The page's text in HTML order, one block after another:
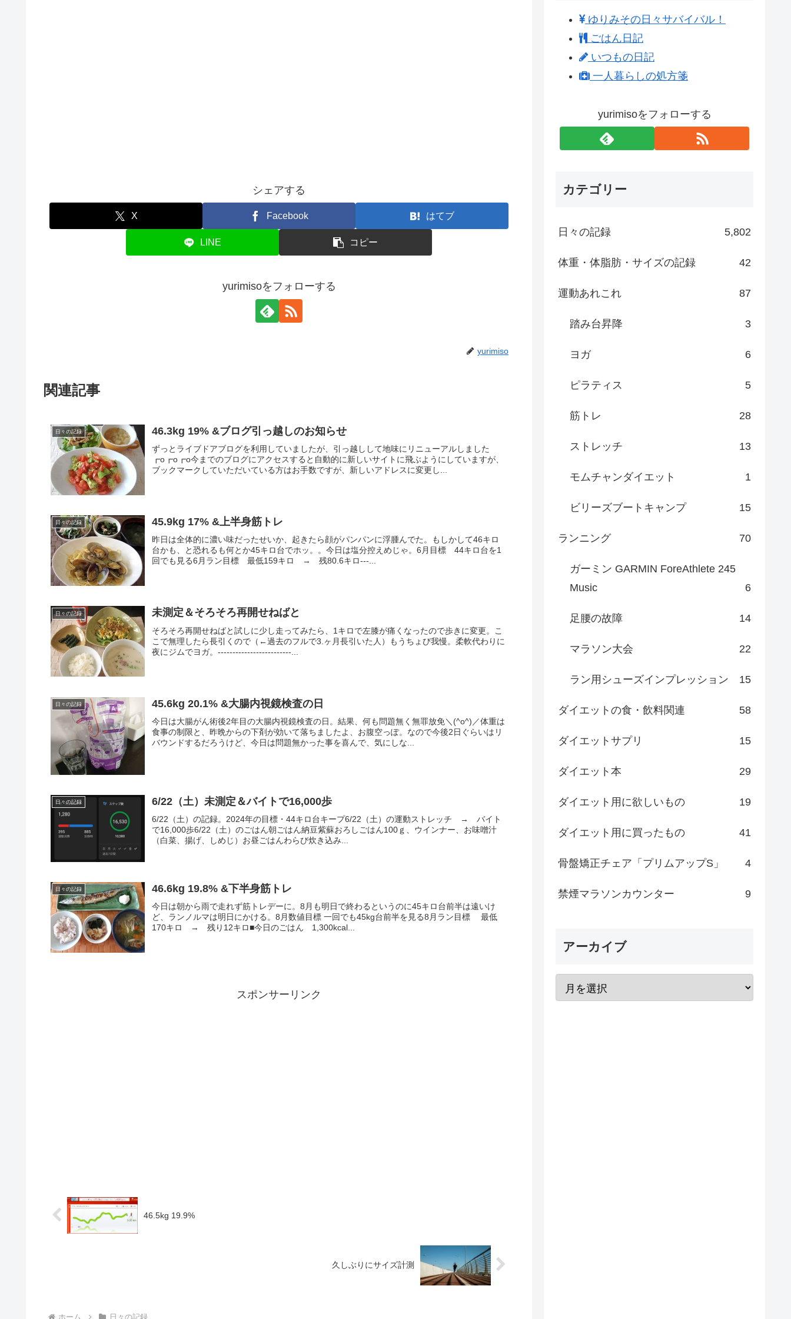
シェアする
X Facebook はてブ
LINE コピー
yurimisoをフォローする
yurimiso
関連記事
日々の記録 46.3kg 19% &ブログ引っ越しのお知らせ
ずっとライブドアブログを利用していましたが、引っ越しして地味にリニューアルしました
┏o┏o┏o今までのブログにアクセスすると自動的に新しいサイトに飛ぶようにしていますが、
ブックマークしていただいている方はお手数ですが、新しいアドレスに変更し...
日々の記録 45.9kg 17% &上半身筋トレ
昨日は全体的に濃い味だったせいか、起きたら顔がパンパンに浮腫んでた。もしかして46キロ
台かも、と恐れるも何とか45キロ台でホッ。。今日は塩分控えめじゃ。6月目標 44キロ台を1
回でも見る6月ラン目標 最低159キロ → 残80.6キロ---...
日々の記録 未測定＆そろそろ再開せねばと
そろそろ再開せねばと試しに少し走ってみたら、1キロで左膝が痛くなったので歩きに変更。こ
こで無理したら長引くので（←過去のフルで3.ヶ月長引いた人）もうちょび我慢。柔軟代わりに
夜にジムでヨガ。-------------------------...
日々の記録 45.6kg 20.1% &大腸内視鏡検査の日
今日は大腸がん術後2年目の大腸内視鏡検査の日。結果、何も問題無く無罪放免＼(^o^)／体重は
食事の制限と、昨晩からの下剤が効いて落ちましたよ、お腹空っぽ。なので今後2日ぐらいはリ
バウンドするだろうけど、今日は問題無かった事を喜んで、気にしな...
日々の記録 6/22（土）未測定＆バイトで16,000歩
6/22（土）の記録。2024年の目標・44キロ台キープ6/22（土）の運動ストレッチ → バイト
で16,000歩6/22（土）のごはん朝ごはん納豆紫蘇おろしごはん100ｇ、ウインナー、お味噌汁
（白菜、揚げ、しめじ）お昼ごはんわらび炊き込み...
日々の記録 46.6kg 19.8% &下半身筋トレ
今日は朝から雨で走れず筋トレデーに。8月も明日で終わるというのに45キロ台前半は遠いけ
ど、ランノルマは明日にかける。8月数値目標 一回でも45kg台前半を見る8月ラン目標 最低
170キロ → 残り12キロ■今日のごはん 1,300kcal...
スポンサーリンク
46.5kg 19.9%
久しぶりにサイズ計測
ホーム 日々の記録
ゆりみその日々サバイバル！
ごはん日記
いつもの日記
一人暮らしの処方箋
yurimisoをフォローする
カテゴリー
日々の記録 5,802
体重・体脂肪・サイズの記録 42
運動あれこれ 87
踏み台昇降 3
ヨガ 6
ピラティス 5
筋トレ 28
ストレッチ 13
モムチャンダイエット 1
ビリーズブートキャンプ 15
ランニング 70
ガーミン GARMIN ForeAthlete 245
Music
6
足腰の故障 14
マラソン大会 22
ラン用シューズインプレッション 15
ダイエットの食・飲料関連 58
ダイエットサプリ 15
ダイエット本 29
ダイエット用に欲しいもの 19
ダイエット用に買ったもの 41
骨盤矯正チェア「プリムアップS」 4
禁煙マラソンカウンター 9
アーカイブ